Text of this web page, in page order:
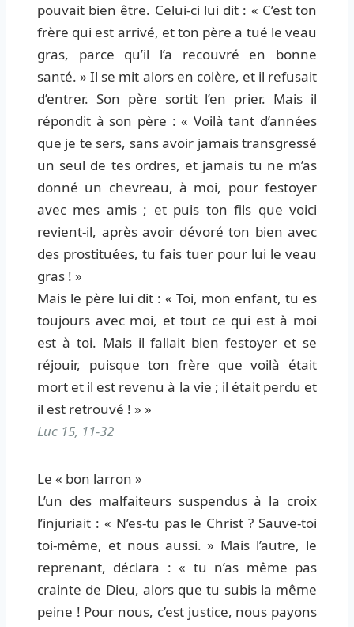
pouvait bien être. Celui-ci lui dit : « C’est ton
frère qui est arrivé, et ton père a tué le veau
gras, parce qu’il l’a recouvré en bonne
santé. » Il se mit alors en colère, et il refusait
d’entrer. Son père sortit l’en prier. Mais il
répondit à son père : « Voilà tant d’années
que je te sers, sans avoir jamais transgressé
un seul de tes ordres, et jamais tu ne m’as
donné un chevreau, à moi, pour festoyer
avec mes amis ; et puis ton fils que voici
revient-il, après avoir dévoré ton bien avec
des prostituées, tu fais tuer pour lui le veau
gras ! »
Mais le père lui dit : « Toi, mon enfant, tu es
toujours avec moi, et tout ce qui est à moi
est à toi. Mais il fallait bien festoyer et se
réjouir, puisque ton frère que voilà était
mort et il est revenu à la vie ; il était perdu et
il est retrouvé ! » »
Luc 15, 11-32
Le « bon larron »
L’un des malfaiteurs suspendus à la croix
l’injuriait : « N’es-tu pas le Christ ? Sauve-toi
toi-même, et nous aussi. » Mais l’autre, le
reprenant, déclara : « tu n’as même pas
crainte de Dieu, alors que tu subis la même
peine ! Pour nous, c’est justice, nous payons